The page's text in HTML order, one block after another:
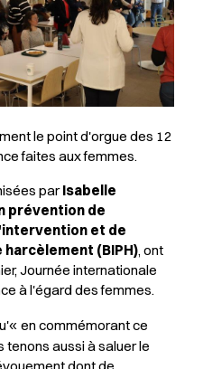
le point d'orgue des 12
faites aux femmes.
parIsabelle
prévention de
et de
(BIPH), ont
Journée internationale
à l'égard des femmes.
« en commémorant ce
tenons aussi à saluer le
dont de